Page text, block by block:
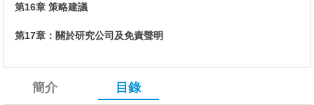
第16章 策略建議
第17章：關於研究公司及免責聲明
簡介 目錄